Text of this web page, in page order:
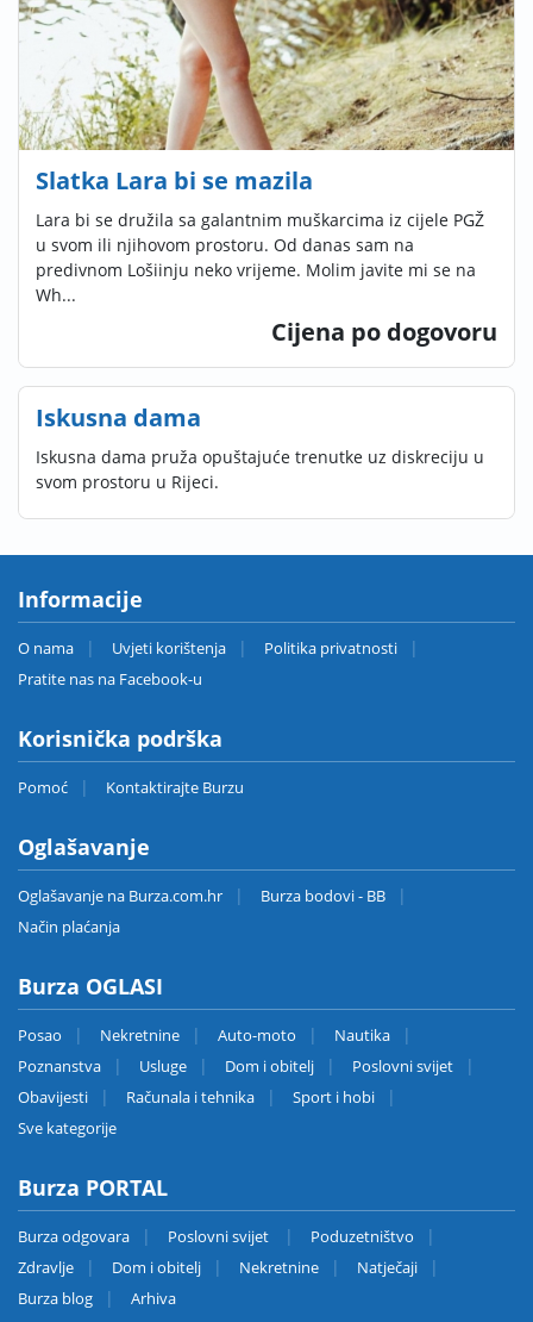
Slatka Lara bi se mazila
Lara bi se družila sa galantnim muškarcima iz cijele PGŽ
u svom ili njihovom prostoru. Od danas sam na
predivnom Lošiinju neko vrijeme. Molim javite mi se na
Wh...
Cijena po dogovoru
Iskusna dama
Iskusna dama pruža opuštajuće trenutke uz diskreciju u
svom prostoru u Rijeci.
Informacije
O nama Uvjeti korištenja
Politika privatnosti
Pratite nas na Facebook-u
Korisnička podrška
Pomoć Kontaktirajte Burzu
Oglašavanje
Oglašavanje na Burza.com.hr
Burza bodovi - BB
Način plaćanja
Burza OGLASI
Posao Nekretnine Auto-moto
Nautika
Poznanstva
Usluge Dom i obitelj
Poslovni svijet
Obavijesti
Računala i tehnika
Sport i hobi
Sve kategorije
Burza PORTAL
Burza odgovara Poslovni svijet
Poduzetništvo
Zdravlje
Dom i obitelj Nekretnine
Natječaji
Burza blog
Arhiva